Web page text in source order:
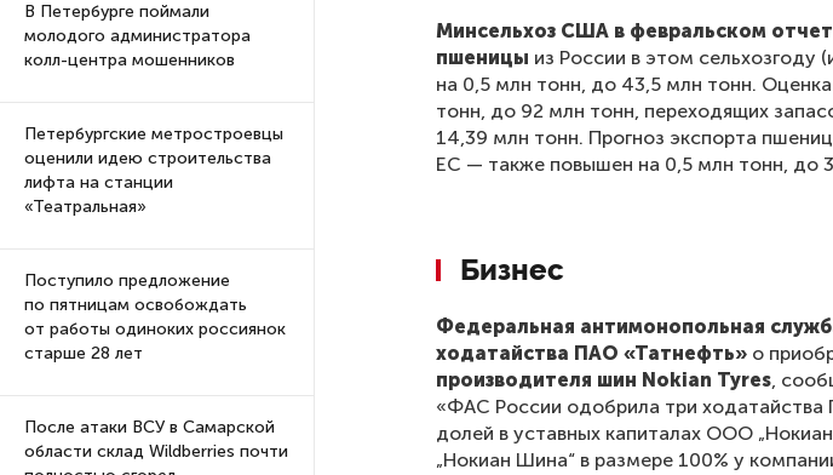
В Петербурге поймали
молодого администратора
колл-центра мошенников
Петербургские метростроевцы
оценили идею строительства
лифта на станции
«Театральная»
Поступило предложение
по пятницам освобождать
от работы одиноких россиянок
старше 28 лет
После атаки ВСУ в Самарской
области склад Wildberries почти
Минсельхоз США в февральском
пшеницы из России в этом сельхозгоду
на 0,5 млн тонн, до 43,5 млн тонн.
тонн, до 92 млн тонн, переходящих
14,39 млн тонн. Прогноз экспорта
ЕС — также повышен на 0,5 млн тонн, до
Бизнес
Федеральная антимонопольная
ходатайства ПАО «Татнефть» о
производителя шин Nokian Tyres,
«ФАС России одобрила три ходатайства
долей в уставных капиталах ООО
„Нокиан Шина“ в размере 100% у